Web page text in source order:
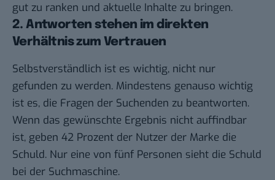
gut zu ranken und aktuelle Inhalte zu bringen.
2. Antworten stehen im direkten
Verhältnis zum Vertrauen
Selbstverständlich ist es wichtig, nicht nur
gefunden zu werden. Mindestens genauso wichtig
ist es, die Fragen der Suchenden zu beantworten.
Wenn das gewünschte Ergebnis nicht auffindbar
ist, geben 42 Prozent der Nutzer der Marke die
Schuld. Nur eine von fünf Personen sieht die Schuld
bei der Suchmaschine.